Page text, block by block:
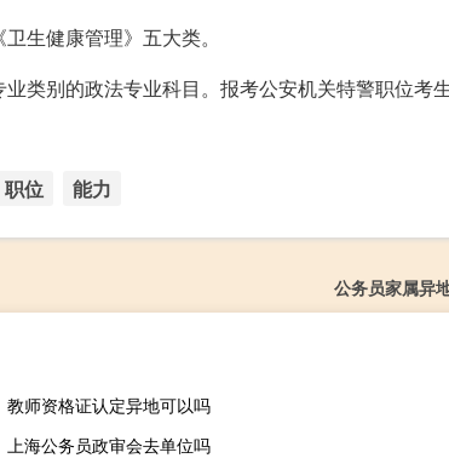
生健康管理》五大类。
类别的政法专业科目。报考公安机关特警职位考
职位 能力
公务员家属异
教师资格证认定异地可以吗
上海公务员政审会去单位吗